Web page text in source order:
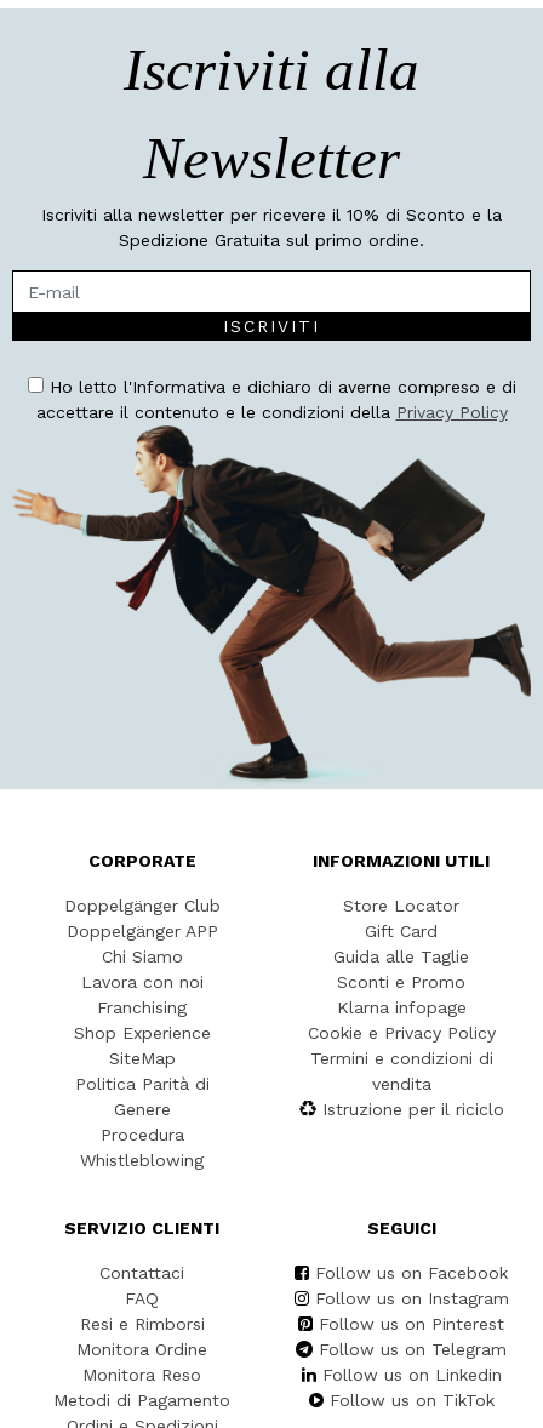
Iscriviti alla
Newsletter
Iscriviti alla newsletter per ricevere il 10% di Sconto e la
Spedizione Gratuita sul primo ordine.
ISCRIVITI
Ho letto l'Informativa e dichiaro di averne compreso e di
accettare il contenuto e le condizioni della Privacy Policy
CORPORATE
Doppelgänger Club
Doppelgänger APP
Chi Siamo
Lavora con noi
Franchising
Shop Experience
SiteMap
Politica Parità di
Genere
Procedura
Whistleblowing
INFORMAZIONI UTILI
Store Locator
Gift Card
Guida alle Taglie
Sconti e Promo
Klarna infopage
Cookie e Privacy Policy
Termini e condizioni di
vendita
Istruzione per il riciclo
SERVIZIO CLIENTI
Contattaci
FAQ
Resi e Rimborsi
Monitora Ordine
Monitora Reso
Metodi di Pagamento
SEGUICI
Follow us on Facebook
Follow us on Instagram
Follow us on Pinterest
Follow us on Telegram
Follow us on Linkedin
Follow us on TikTok